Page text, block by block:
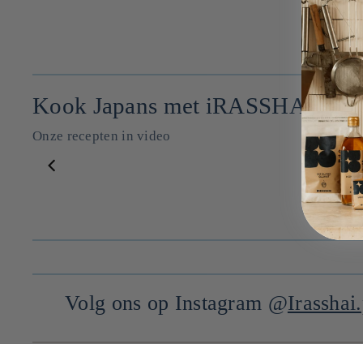
Kook Japans met iRASSHAi
Onze recepten in video
Volg ons op Instagram @